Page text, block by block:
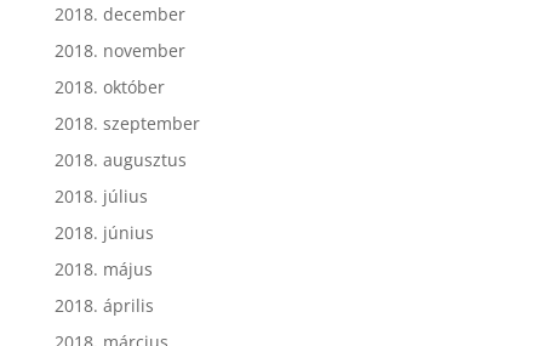
2018. december
2018. november
2018. október
2018. szeptember
2018. augusztus
2018. július
2018. június
2018. május
2018. április